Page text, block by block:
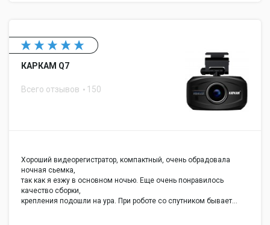
КАРКАМ Q7
Всего отзывов 150
Хороший видеорегистратор, компактный, очень обрадовала
ночная сьемка,
так как я езжу в основном ночью. Еще очень понравилось
качество сборки,
крепления подошли на ура. При роботе со спутником бывает…